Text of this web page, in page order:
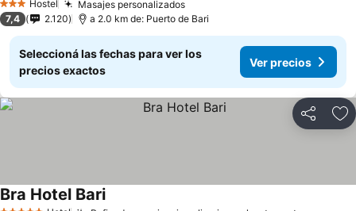
3 EstrellasHostel Masajes personalizados
7,4 2.120 a 2.0 km de: Puerto de Bari
Seleccioná las fechas para ver los
precios exactos
Ver precios
Compartir
Bra Hotel Bari